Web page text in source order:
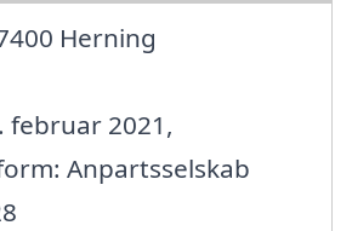
Herning
februar 2021,
Anpartsselskab